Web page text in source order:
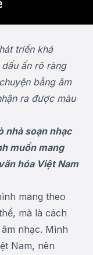
triển khá
ấn rõ ràng
bằng âm
ra được màu
nhà soạn nhạc
muốn mang
hóa Việt Nam
mang theo
mà là cách
nhạc. Mình
Nam, nên